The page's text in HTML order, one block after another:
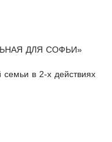
ДЛЯ СОФЬИ»
семьи в 2-х действиях